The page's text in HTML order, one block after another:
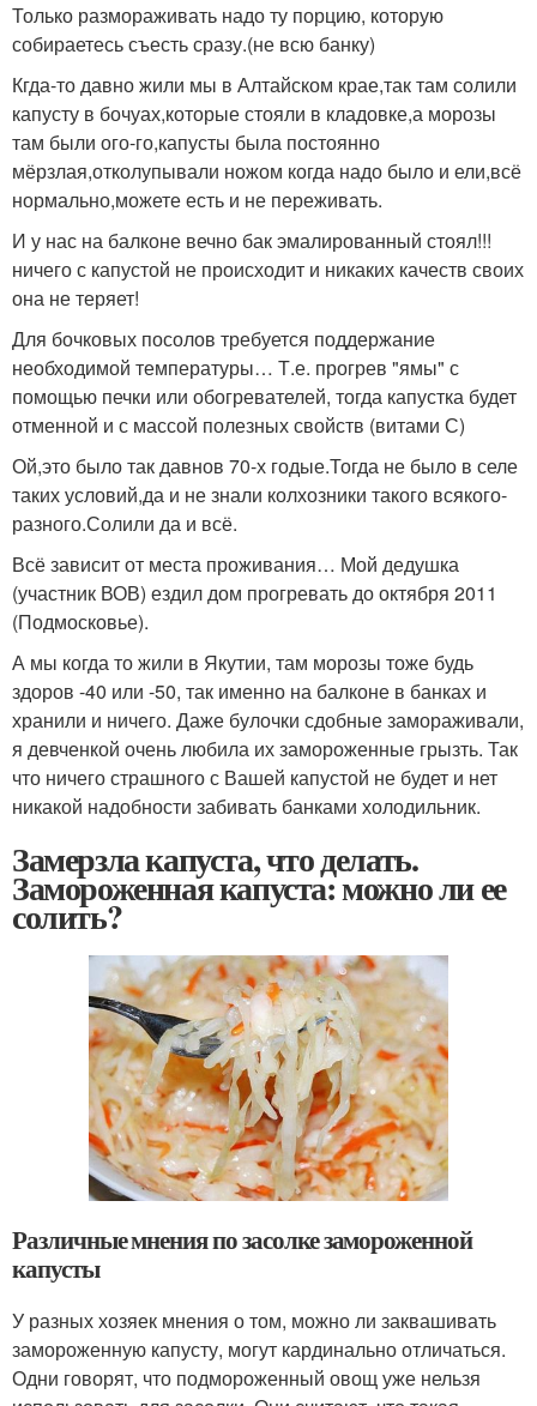
Только размораживать надо ту порцию, которую
собираетесь съесть сразу.(не всю банку)
Кгда-то давно жили мы в Алтайском крае,так там солили
капусту в бочуах,которые стояли в кладовке,а морозы
там были ого-го,капусты была постоянно
мёрзлая,отколупывали ножом когда надо было и ели,всё
нормально,можете есть и не переживать.
И у нас на балконе вечно бак эмалированный стоял!!!
ничего с капустой не происходит и никаких качеств своих
она не теряет!
Для бочковых посолов требуется поддержание
необходимой температуры… Т.е. прогрев "ямы" с
помощью печки или обогревателей, тогда капустка будет
отменной и с массой полезных свойств (витами С)
Ой,это было так давнов 70-х годые.Тогда не было в селе
таких условий,да и не знали колхозники такого всякого-
разного.Солили да и всё.
Всё зависит от места проживания… Мой дедушка
(участник ВОВ) ездил дом прогревать до октября 2011
(Подмосковье).
А мы когда то жили в Якутии, там морозы тоже будь
здоров -40 или -50, так именно на балконе в банках и
хранили и ничего. Даже булочки сдобные замораживали,
я девченкой очень любила их замороженные грызть. Так
что ничего страшного с Вашей капустой не будет и нет
никакой надобности забивать банками холодильник.
Замерзла капуста, что делать.
Замороженная капуста: можно ли ее
солить?
Различные мнения по засолке замороженной
капусты
У разных хозяек мнения о том, можно ли заквашивать
замороженную капусту, могут кардинально отличаться.
Одни говорят, что подмороженный овощ уже нельзя